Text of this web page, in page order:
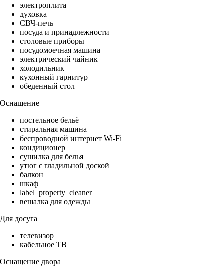
электроплита
духовка
СВЧ-печь
посуда и принадлежности
столовые приборы
посудомоечная машина
электрический чайник
холодильник
кухонный гарнитур
обеденный стол
Оснащение
постельное бельё
стиральная машина
беспроводной интернет Wi-Fi
кондиционер
сушилка для белья
утюг с гладильной доской
балкон
шкаф
label_property_cleaner
вешалка для одежды
Для досуга
телевизор
кабельное ТВ
Оснащение двора